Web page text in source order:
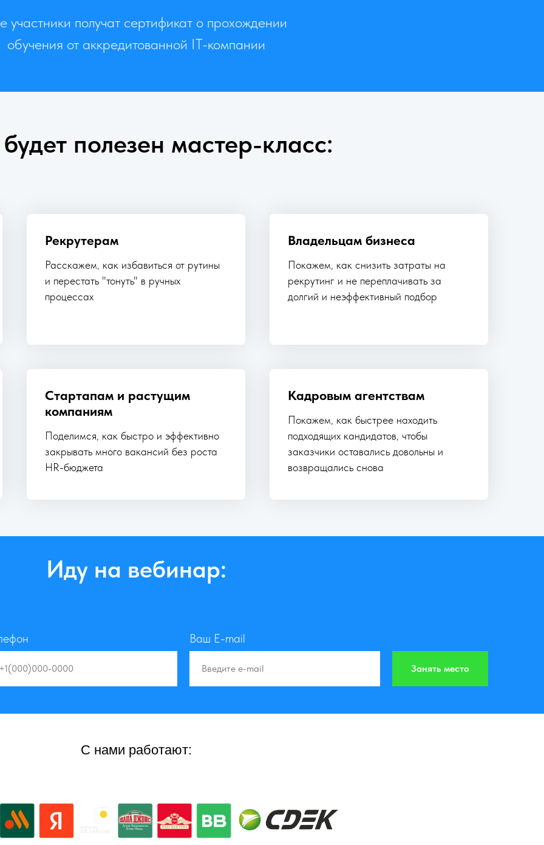
участники получат сертификат о прохождении
обучения от аккредитованной IT-компании
полезен мастер-класс:
Рекрутерам
Расскажем, как избавиться от рутины
и перестать "тонуть" в ручных
процессах
Владельцам бизнеса
Покажем, как снизить затраты на
рекрутинг и не переплачивать за
долгий и неэффективный подбор
Стартапам и растущим
компаниям
Поделимся, как быстро и эффективно
закрывать много вакансий без роста
HR-бюджета
Кадровым агентствам
Покажем, как быстрее находить
подходящих кандидатов, чтобы
заказчики оставались довольны и
возвращались снова
Иду на вебинар:
Ваш E-mail
Занять место
С нами работают: